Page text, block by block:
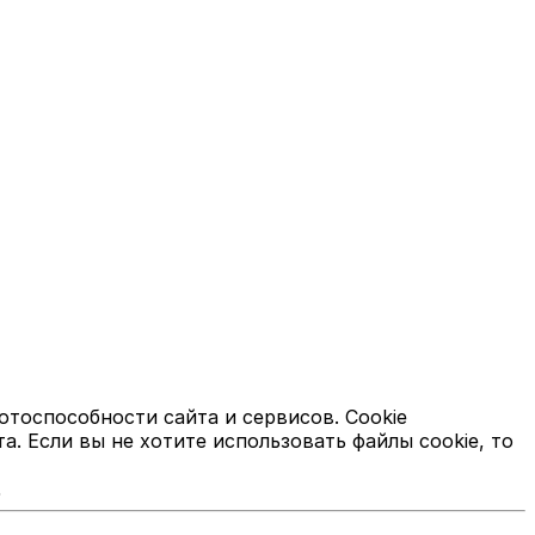
сайта и сервисов. Cookie
вы не хотите использовать файлы cookie, то